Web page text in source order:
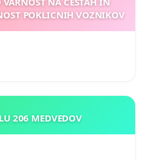
POKLICNIH VOZNIKOV
206 MEDVEDOV